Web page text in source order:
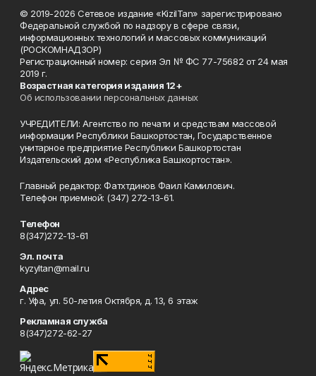
© 2019-2026 Сетевое издание «KizilTan» зарегистрировано
Федеральной службой по надзору в сфере связи,
информационных технологий и массовых коммуникаций
(РОСКОМНАДЗОР)
Регистрационный номер: серия Эл № ФС 77-75682 от 24 мая
2019 г.
Возрастная категория издания 12+
Об использовании персональных данных
УЧРЕДИТЕЛИ: Агентство по печати и средствам массовой
информации Республики Башкортостан, Государственное
унитарное предприятие Республики Башкортостан
Издательский дом «Республика Башкортостан».
Главный редактор: Фатхтдинов Фаил Камилович.
Телефон приемной: (347) 272-13-61.
Телефон
8(347)272-13-61
Эл. почта
kyzyltan@mail.ru
Адрес
г. Уфа, ул. 50-летия Октября, д. 13, 6 этаж
Рекламная служба
8(347)272-62-27